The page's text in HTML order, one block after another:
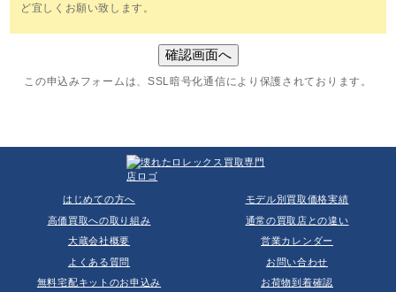
ど宜しくお願い致します。
この申込みフォームは、SSL暗号化通信により保護されております。
はじめての方へ
モデル別買取価格実績
高価買取への取り組み
通常の買取店との違い
大蔵会社概要
営業カレンダー
よくある質問
お問い合わせ
無料宅配キットのお申込み
お荷物到着確認